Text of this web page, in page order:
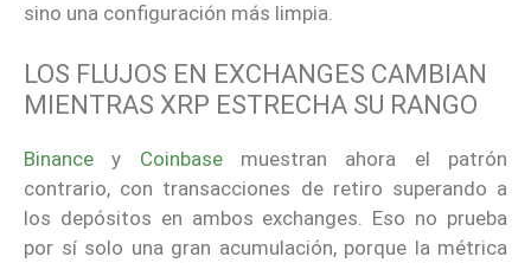
sino una configuración más limpia.
LOS FLUJOS EN EXCHANGES CAMBIAN
MIENTRAS XRP ESTRECHA SU RANGO
Binance y Coinbasemuestran ahora el patrón
contrario, con transacciones de retiro superando a
los depósitos en ambos exchanges. Eso no prueba
por sí solo una gran acumulación, porque la métrica